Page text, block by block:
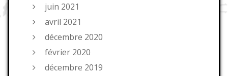
juin 2021
avril 2021
décembre 2020
février 2020
décembre 2019